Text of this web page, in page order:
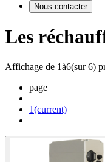
Nous contacter
Les
Affichage de 1à6(sur6)
page
1(current)